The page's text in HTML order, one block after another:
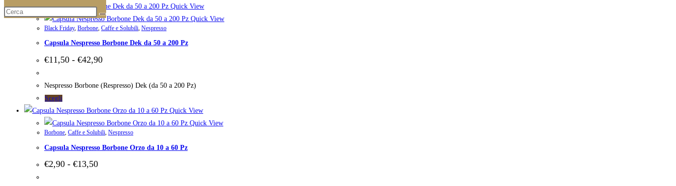
pagina
del
€42,90
prodotto
ha
più
varianti.
Le
pagina
del
Quick View
Quick View
Black Friday, Borbone Caffe e Solubili Nespresso
Capsula Nespresso Borbone Dek da 50 a 200 Pz
€11,50 - €42,90Fascia
da
€42,90
Nespresso Borbone (Respresso) Dek (da 50 a 200 Pz)
Scegli
prodotto
ha
più
varianti.
Le
Quick View
Quick View
Borbone, Caffe e Solubili, Nespresso
Capsula Nespresso Borbone Orzo da 10 a 60 Pz
€2,90 - €13,50Fascia